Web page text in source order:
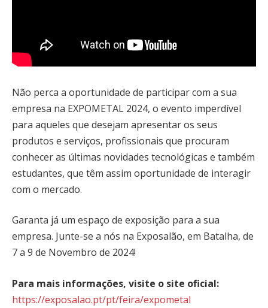
Não perca a oportunidade de participar com a sua
empresa na EXPOMETAL 2024, o evento imperdível
para aqueles que desejam apresentar os seus
produtos e serviços, profissionais que procuram
conhecer as últimas novidades tecnológicas e também
estudantes, que têm assim oportunidade de interagir
com o mercado.
Garanta já um espaço de exposição para a sua
empresa. Junte-se a nós na Exposalão, em Batalha, de
7 a 9 de Novembro de 2024!
Para mais informações, visite o site oficial:
https://exposalao.pt/pt/feira/expometal